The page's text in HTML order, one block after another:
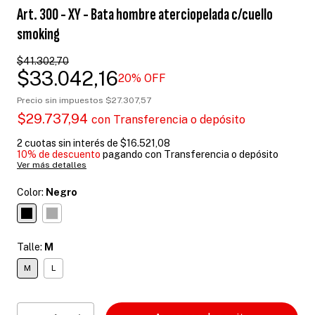
Art. 300 - XY - Bata hombre aterciopelada c/cuello
smoking
$41.302,70
$33.042,1620% OFF
Precio sin impuestos $27.307,57
$29.737,94 con Transferencia o depósito
2 cuotas sin interés de $16.521,08
10% de descuento pagando con Transferencia o depósito
Ver más detalles
Color: Negro
Talle: M
M L